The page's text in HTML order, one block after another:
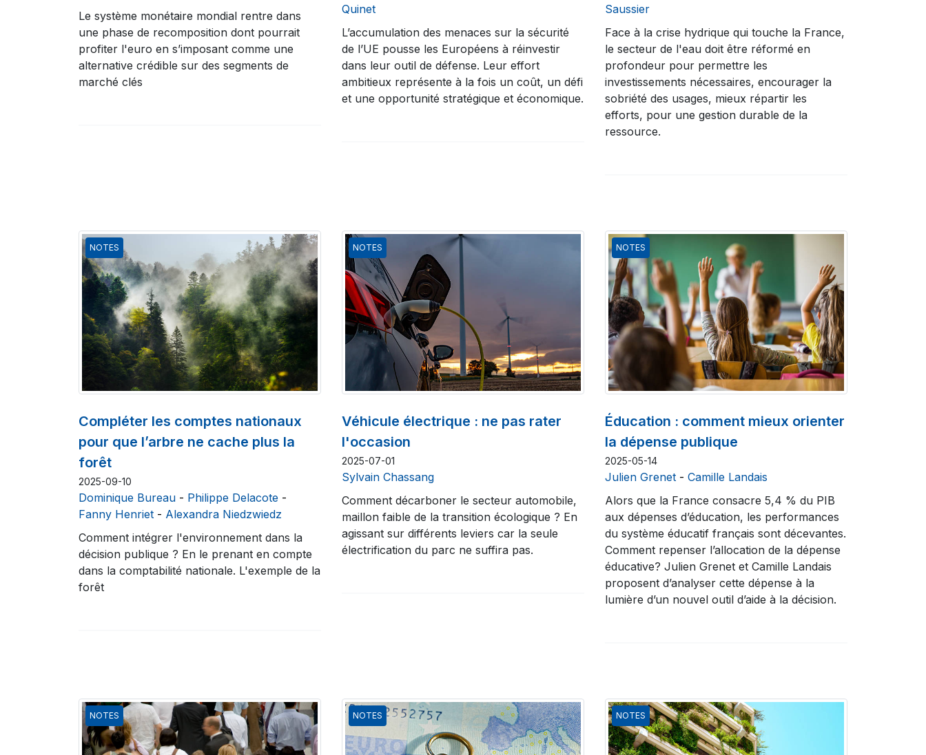
Le système monétaire mondial rentre dans
une phase de recomposition dont pourrait
profiter l'euro en s’imposant comme une
alternative crédible sur des segments de
marché clés
Quinet
L’accumulation des menaces sur la sécurité
de l’UE pousse les Européens à réinvestir
dans leur outil de défense. Leur effort
ambitieux représente à la fois un coût, un défi
et une opportunité stratégique et économique.
Saussier
Face à la crise hydrique qui touche la France,
le secteur de l'eau doit être réformé en
profondeur pour permettre les
investissements nécessaires, encourager la
sobriété des usages, mieux répartir les
efforts, pour une gestion durable de la
ressource.
NOTES
Compléter les comptes nationaux
pour que l’arbre ne cache plus la
forêt
2025-09-10
Dominique Bureau - Philippe Delacote -
Fanny Henriet - Alexandra Niedzwiedz
Comment intégrer l'environnement dans la
décision publique ? En le prenant en compte
dans la comptabilité nationale. L'exemple de la
forêt
NOTES
Véhicule électrique : ne pas rater
l'occasion
2025-07-01
Sylvain Chassang
Comment décarboner le secteur automobile,
maillon faible de la transition écologique ? En
agissant sur différents leviers car la seule
électrification du parc ne suffira pas.
NOTES
Éducation : comment mieux orienter
la dépense publique
2025-05-14
Julien Grenet - Camille Landais
Alors que la France consacre 5,4 % du PIB
aux dépenses d’éducation, les performances
du système éducatif français sont décevantes.
Comment repenser l’allocation de la dépense
éducative? Julien Grenet et Camille Landais
proposent d’analyser cette dépense à la
lumière d’un nouvel outil d’aide à la décision.
NOTES NOTES NOTES